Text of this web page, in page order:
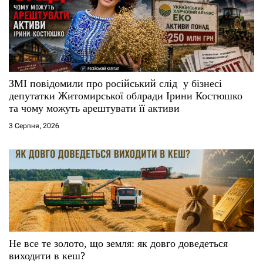
а
п
и
с
і
ЗМІ повідомили про російський слід у бізнесі
депутатки Житомирської облради Ірини Костюшко
та чому можуть арештувати її активи
3 Серпня, 2026
Не все те золото, що земля: як довго доведеться
виходити в кеш?